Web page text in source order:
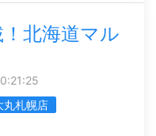
北海道マル
丸札幌店